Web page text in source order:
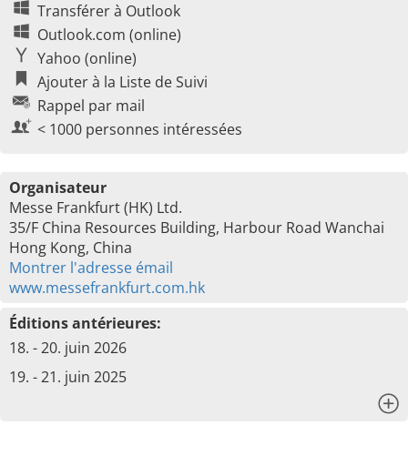
Transférer à Outlook
Outlook.com (online)
Yahoo (online)
Ajouter à la Liste de Suivi
Rappel par mail
< 1000 personnes intéressées
Organisateur
Messe Frankfurt (HK) Ltd.
35/F China Resources Building, Harbour Road Wanchai
Hong Kong, China
Montrer l'adresse émail
www.messefrankfurt.com.hk
Éditions antérieures:
18. - 20. juin 2026
19. - 21. juin 2025